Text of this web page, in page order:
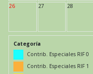
26 27 28
Categoría
Contrib. Especiales RIF 0
Contrib. Especiales RIF 1